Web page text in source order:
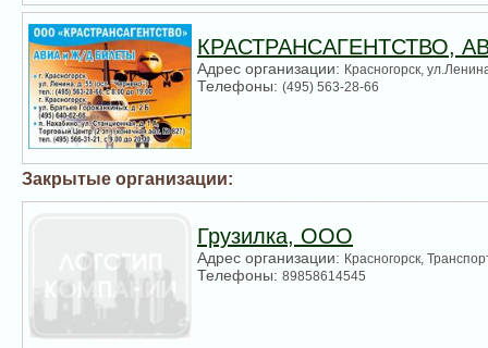
КРАСТРАНСАГЕНТСТВО,
Адрес организации: Красногорск,
Телефоны:(495) 563-28-66
Закрытые организации:
Грузилка, ООО
Адрес организации: Красногорск,
Телефоны:89858614545